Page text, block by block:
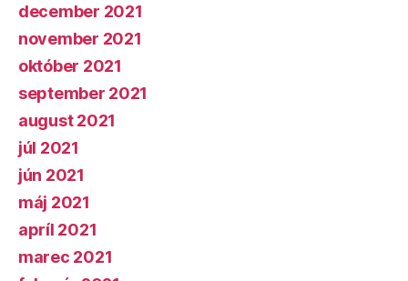
december 2021
november 2021
október 2021
september 2021
august 2021
júl 2021
jún 2021
máj 2021
apríl 2021
marec 2021